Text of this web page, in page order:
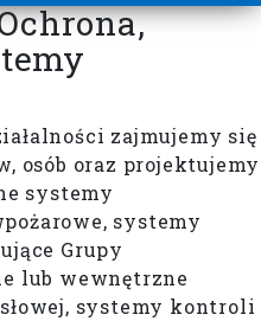
zajmujemy się
osób oraz projektujemy
systemy
systemy
Grupy
lub wewnętrzne
systemy kontroli